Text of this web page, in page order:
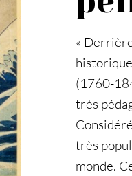
«
(1760-
très
très
monde.